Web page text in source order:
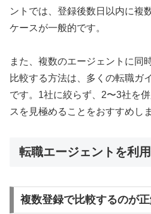
ントでは、登録後数日以内に複
ケースが一般的です。
また、複数のエージェントに同
比較する方法は、多くの転職ガ
です。1社に絞らず、2〜3社を
スを見極めることをおすすめしま
転職エージェントを利
複数登録で比較するのが